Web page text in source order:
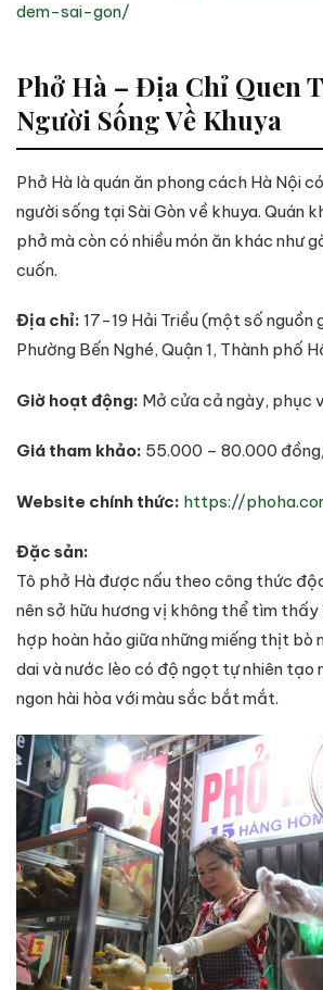
dem-sai-gon/
Phở Hà – Địa Chỉ Quen
Người Sống Về Khuya
Phở Hà là quán ăn phong cách Hà Nội
người sống tại Sài Gòn về khuya. Quán
phở mà còn có nhiều món ăn khác như
cuốn.
Địa chỉ: 17-19 Hải Triều (một số nguồn
Phường Bến Nghé, Quận 1, Thành phố
Giờ hoạt động: Mở cửa cả ngày, phục
Giá tham khảo: 55.000 – 80.000
Website chính thức: https://
Đặc sản:
Tô phở Hà được nấu theo công thức
nên sở hữu hương vị không thể tìm thấy
hợp hoàn hảo giữa những miếng thịt bò
dai và nước lèo có độ ngọt tự nhiên tạo
ngon hài hòa với màu sắc bắt mắt.